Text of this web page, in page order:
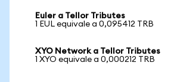
Euler a Tellor Tributes
1 EUL equivale a 0,095412 TRB
XYO Network a Tellor Tributes
1 XYO equivale a 0,000212 TRB